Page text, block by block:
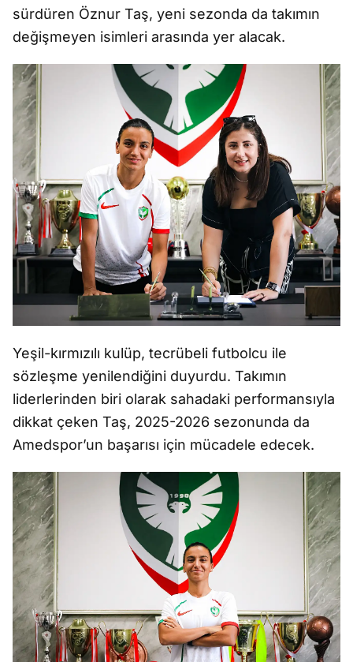
sürdüren Öznur Taş, yeni sezonda da takımın
değişmeyen isimleri arasında yer alacak.
Yeşil-kırmızılı kulüp, tecrübeli futbolcu ile
sözleşme yenilendiğini duyurdu. Takımın
liderlerinden biri olarak sahadaki performansıyla
dikkat çeken Taş, 2025-2026 sezonunda da
Amedspor’un başarısı için mücadele edecek.